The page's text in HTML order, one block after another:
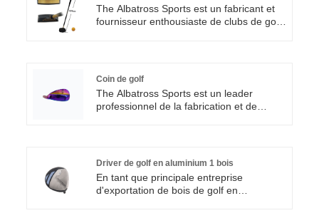
même sur gazon. Il est plus susceptible
de frapper la balle que le bois 3 et peut
The Albatross Sports est un fabricant et
fournisseur enthousiaste de clubs de golf
exceptionnelles et à un prix imbattable.
Avec une conception précise et une
qualité de haute qualité, cette tête de club
de golf en hêtre est un bon choix pour
Coin de golf
The Albatross Sports est un leader
professionnel de la fabrication et de
nous efforçons de fournir la meilleure
expérience d'achat à nos clients du
monde entier. Ce coin de golf est un choix
judicieux pour les débutants ou les
Driver de golf en aluminium 1 bois
En tant que principale entreprise
d'exportation de bois de golf en